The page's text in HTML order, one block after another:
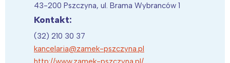
43-200 Pszczyna, ul. Brama Wybranców 1
Kontakt:
(32) 210 30 37
kancelaria@zamek-pszczyna.pl